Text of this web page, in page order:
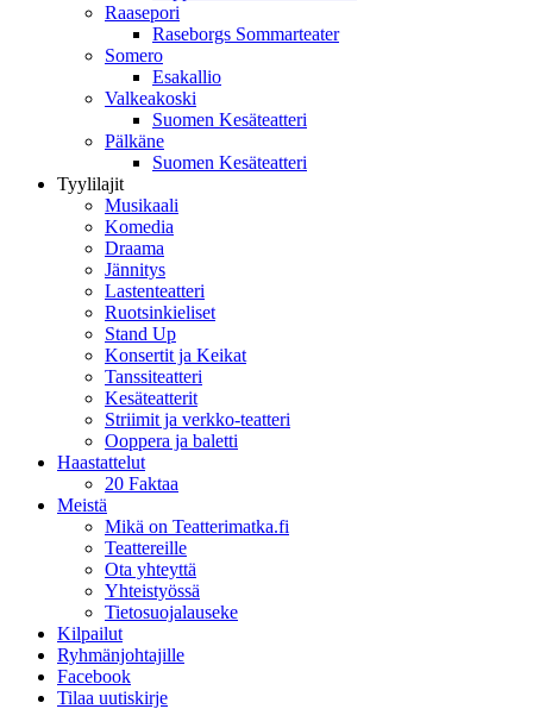
Raasepori
Raseborgs Sommarteater
Somero
Esakallio
Valkeakoski
Suomen Kesäteatteri
Pälkäne
Suomen Kesäteatteri
Tyylilajit
Musikaali
Komedia
Draama
Jännitys
Lastenteatteri
Ruotsinkieliset
Stand Up
Konsertit ja Keikat
Tanssiteatteri
Kesäteatterit
Striimit ja verkko-teatteri
Ooppera ja baletti
Haastattelut
20 Faktaa
Meistä
Mikä on Teatterimatka.fi
Teattereille
Ota yhteyttä
Yhteistyössä
Tietosuojalauseke
Kilpailut
Ryhmänjohtajille
Facebook
Tilaa uutiskirje